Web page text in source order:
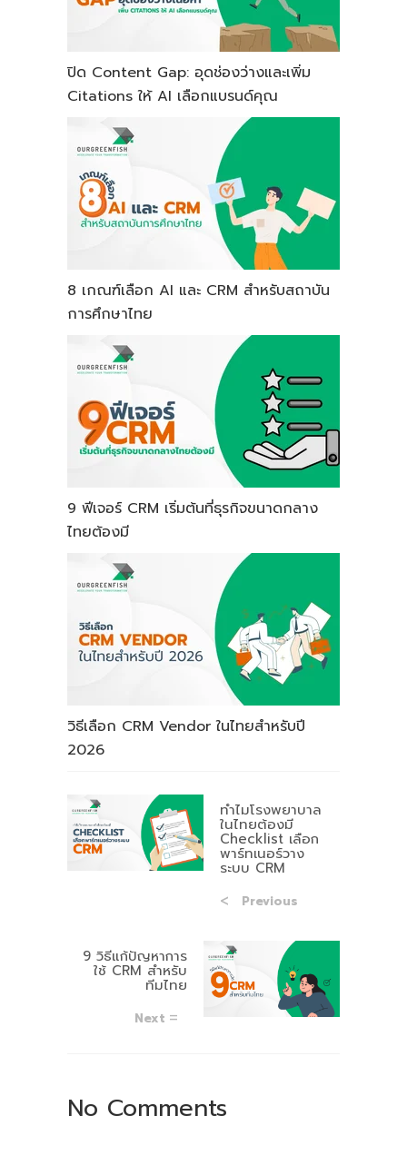
ปิด Content Gap: อุดช่องว่างและเพิ่ม
Citations ให้ AI เลือกแบรนด์คุณ
8 เกณฑ์เลือก AI และ CRM สำหรับสถาบัน
การศึกษาไทย
9 ฟีเจอร์ CRM เริ่มต้นที่ธุรกิจขนาดกลาง
ไทยต้องมี
วิธีเลือก CRM Vendor ในไทยสำหรับปี
2026
ทำไมโรงพยาบาล
ในไทยต้องมี
Checklist เลือก
พาร์ทเนอร์วาง
ระบบ CRM
Previous
9 วิธีแก้ปัญหาการ
ใช้ CRM สำหรับ
ทีมไทย
Next
No Comments